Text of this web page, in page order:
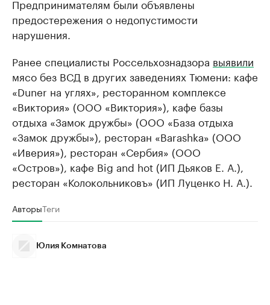
Предпринимателям были объявлены
предостережения о недопустимости
нарушения.
Ранее специалисты Россельхознадзора выявили
мясо без ВСД в других заведениях Тюмени: кафе
«Duner на углях», ресторанном комплексе
«Виктория» (ООО «Виктория»), кафе базы
отдыха «Замок дружбы» (ООО «База отдыха
«Замок дружбы»), ресторан «Barashka» (ООО
«Иверия»), ресторан «Сербия» (ООО
«Остров»), кафе Big and hot (ИП Дьяков Е. А.),
ресторан «Колокольниковъ» (ИП Луценко Н. А.).
АвторыТеги
Юлия Комнатова